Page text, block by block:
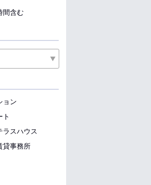
管理費:4,000円
礼
間含む
ョン
ト
ラスハウス
貸事務所